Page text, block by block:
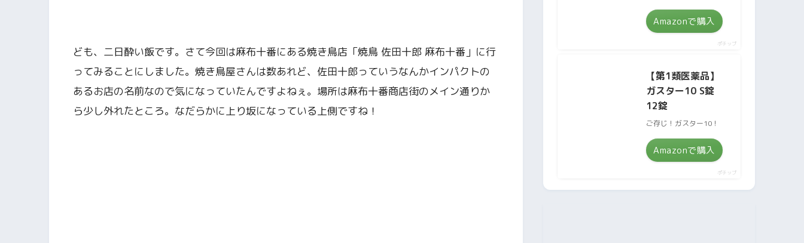
ども、二日酔い飯です。さて今回は麻布十番にある焼き鳥店「焼鳥 佐田十郎 麻布十番」に行
ってみることにしました。焼き鳥屋さんは数あれど、佐田十郎っていうなんかインパクトの
あるお店の名前なので気になっていたんですよねぇ。場所は麻布十番商店街のメイン通りか
ら少し外れたところ。なだらかに上り坂になっている上側ですね！
Amazonで購入
ポチップ
【第1類医薬品】
ガスター10 S錠
12錠
ご存じ！ガスター10！
Amazonで購入
ポチップ